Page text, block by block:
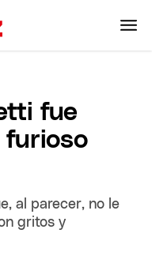
fue
furioso
al parecer, no le
gritos y